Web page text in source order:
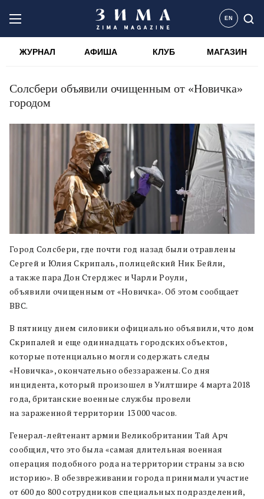
EN
ЖУРНАЛ АФИША КЛУБ МАГАЗИН
Солсбери объявили очищенным от «Новичка»
городом
Город Солсбери, где почти год назад были отравлены
Сергей и Юлия Скрипаль, полицейский Ник Бейли,
а также пара Дон Стерджес и Чарли Роули,
объявили очищенным от «Новичка». Об этом сообщает
BBC.
В пятницу днем силовики официально объявили, что дом
Скрипалей и еще одиннадцать городских объектов,
которые потенциально могли содержать следы
«Новичка», окончательно обеззаражены. Со дня
инцидента, который произошел в Уилтшире 4 марта 2018
года, британские военные службы провели
на зараженной территории 13 000 часов.
Генерал-лейтенант армии Великобритании Тай Арч
сообщил, что это была «самая длительная военная
операция подобного рода на территории страны за всю
историю». В обезвреживании города принимали участие
от 600 до 800 сотрудников специальных подразделений,